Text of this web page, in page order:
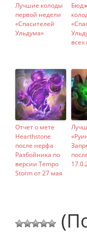
Лучшие колоды
первой недели
«Спасителей
Ульдума»
всех
Отчет о мете
Hearthstone
после нерфа
Разбойника по
версии Tempo
Storm от 27 мая